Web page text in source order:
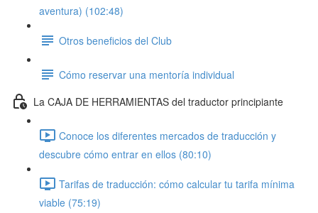
aventura) (102:48)
Otros beneficios del Club
Cómo reservar una mentoría individual
La CAJA DE HERRAMIENTAS del traductor principiante
Conoce los diferentes mercados de traducción y
descubre cómo entrar en ellos (80:10)
Tarifas de traducción: cómo calcular tu tarifa mínima
viable (75:19)